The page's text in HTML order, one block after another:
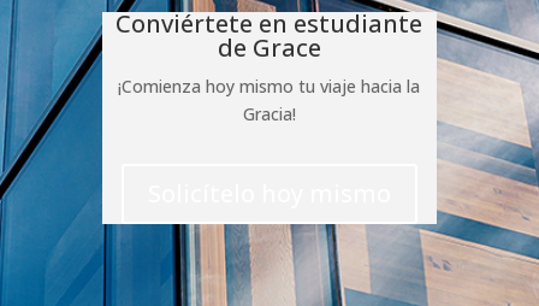
Conviértete en estudiante
de Grace
¡Comienza hoy mismo tu viaje hacia la
Gracia!